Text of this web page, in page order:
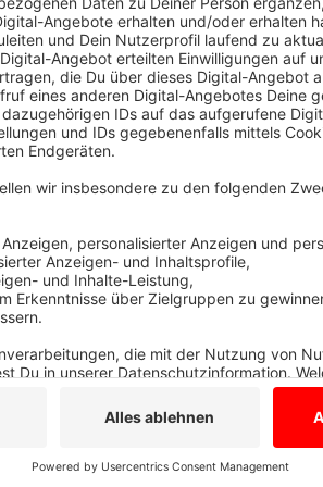
19 Geräte kosten rund 50.000 Euro
Anzeige
Die Kosten liegen bei 50.000 Euro,
geliefert und sind auch schon in Betrieb.
Luftreiniger erhalten, die St. Vitus Schule
dadurch die Lüftungsintervalle in den
durchgehender Präsenzunterricht in der
Anzeige